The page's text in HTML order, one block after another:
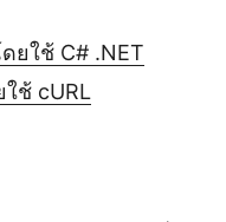
ยใช้ C# .NET
ช้ cURL